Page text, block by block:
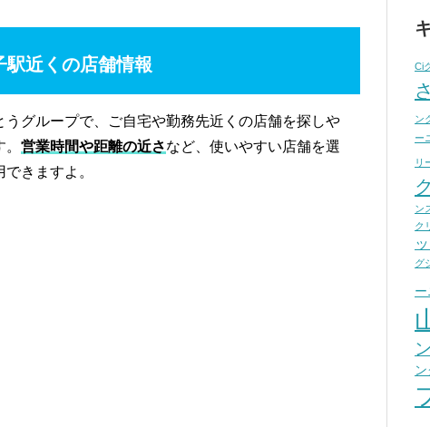
駅近くの店舗情報
うグループで、ご自宅や勤務先近くの店舗を探しや
営業時間や距離の近さなど、使いやすい店舗を選
きますよ。
Ci
ン
ー
リ
ン
ク
グ